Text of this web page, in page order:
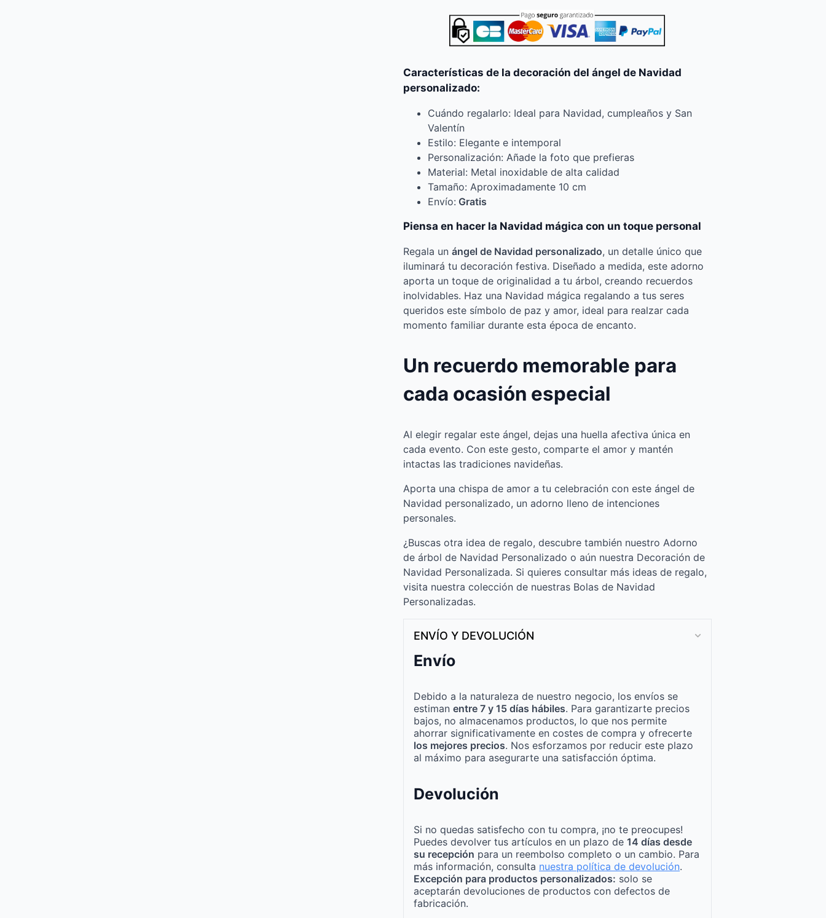
Características de la decoración del ángel de Navidad
personalizado:
Cuándo regalarlo: Ideal para Navidad, cumpleaños y San
Valentín
Estilo: Elegante e intemporal
Personalización: Añade la foto que prefieras
Material: Metal inoxidable de alta calidad
Tamaño: Aproximadamente 10 cm
Envío: Gratis
Piensa en hacer la Navidad mágica con un toque personal
Regala un ángel de Navidad personalizado, un detalle único que
iluminará tu decoración festiva. Diseñado a medida, este adorno
aporta un toque de originalidad a tu árbol, creando recuerdos
inolvidables. Haz una Navidad mágica regalando a tus seres
queridos este símbolo de paz y amor, ideal para realzar cada
momento familiar durante esta época de encanto.
Un recuerdo memorable para
cada ocasión especial
Al elegir regalar este ángel, dejas una huella afectiva única en
cada evento. Con este gesto, comparte el amor y mantén
intactas las tradiciones navideñas.
Aporta una chispa de amor a tu celebración con este ángel de
Navidad personalizado, un adorno lleno de intenciones
personales.
¿Buscas otra idea de regalo, descubre también nuestro Adorno
de árbol de Navidad Personalizado o aún nuestra Decoración de
Navidad Personalizada. Si quieres consultar más ideas de regalo,
visita nuestra colección de nuestras Bolas de Navidad
Personalizadas.
ENVÍO Y DEVOLUCIÓN
Envío
Debido a la naturaleza de nuestro negocio, los envíos se
estiman entre 7 y 15 días hábiles. Para garantizarte precios
bajos, no almacenamos productos, lo que nos permite
ahorrar significativamente en costes de compra y ofrecerte
los mejores precios. Nos esforzamos por reducir este plazo
al máximo para asegurarte una satisfacción óptima.
Devolución
Si no quedas satisfecho con tu compra, ¡no te preocupes!
Puedes devolver tus artículos en un plazo de 14 días desde
su recepción para un reembolso completo o un cambio. Para
más información, consulta nuestra política de devolución.
Excepción para productos personalizados: solo se
aceptarán devoluciones de productos con defectos de
fabricación.